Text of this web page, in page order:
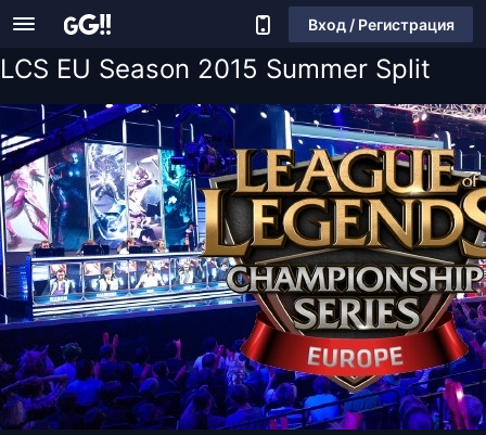
Вход / Регистрация
LCS EU Season 2015 Summer Split